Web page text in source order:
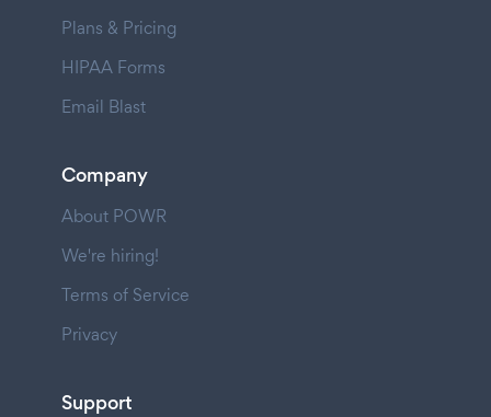
Plans & Pricing
HIPAA Forms
Email Blast
Company
About POWR
We're hiring!
Terms of Service
Privacy
Support